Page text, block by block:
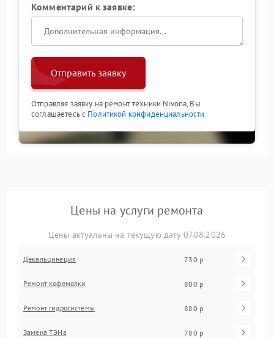
Комментарий к заявке:
Отправить заявку
Отправляя заявку на ремонт техники Nivona, Вы
соглашаетесь с Политикой конфиденциальности
Цены на услуги ремонта
Цены актуальны на текущую дату 07.08.2026
Декальцинация 730 р
Ремонт кофемолки 800 р
Ремонт гидросистемы 880 р
Замена ТЭНа 780 р